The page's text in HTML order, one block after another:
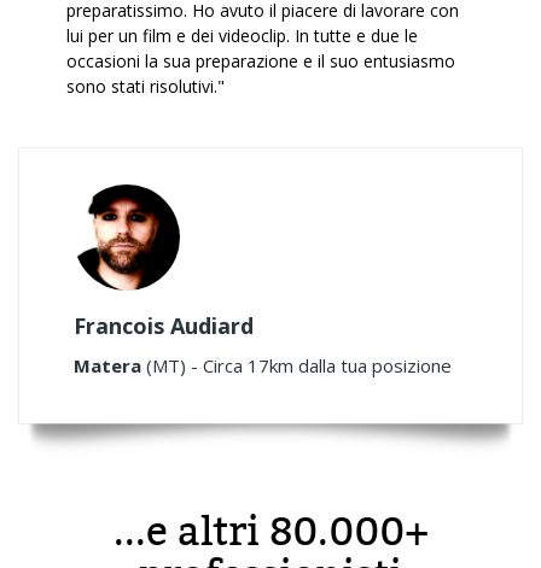
preparatissimo. Ho avuto il piacere di lavorare con
lui per un film e dei videoclip. In tutte e due le
occasioni la sua preparazione e il suo entusiasmo
sono stati risolutivi."
Francois Audiard
Matera (MT) - Circa 17km dalla tua posizione
...e altri 80.000+